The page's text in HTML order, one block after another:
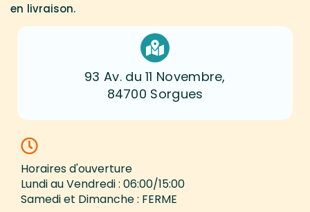
en livraison.
93 Av. du 11 Novembre,
84700 Sorgues
Horaires d'ouverture
Lundi au Vendredi : 06:00/15:00
Samedi et Dimanche : FERME